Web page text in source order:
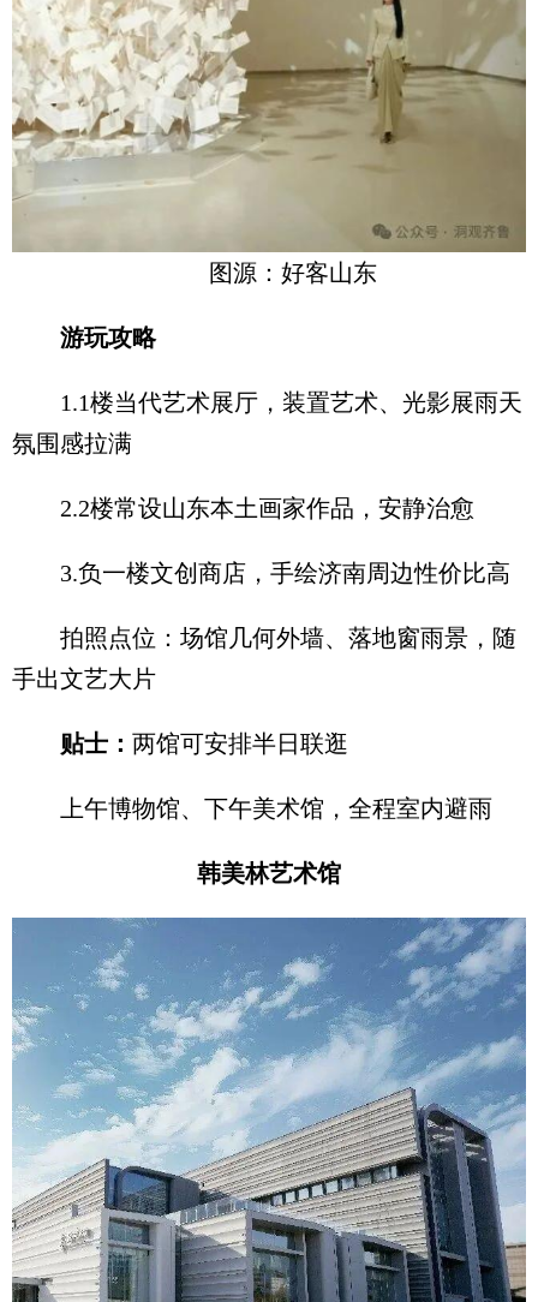
图源：好客山东
游玩攻略
1.1楼当代艺术展厅，装置艺术、光影展雨天
氛围感拉满
2.2楼常设山东本土画家作品，安静治愈
3.负一楼文创商店，手绘济南周边性价比高
拍照点位：场馆几何外墙、落地窗雨景，随
手出文艺大片
贴士： 两馆可安排半日联逛
上午博物馆、下午美术馆，全程室内避雨
韩美林艺术馆